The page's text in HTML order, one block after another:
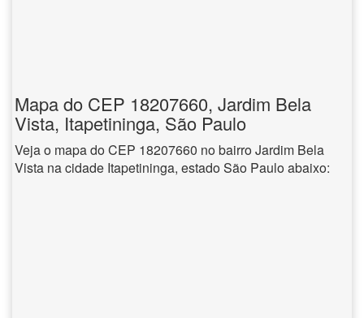
Mapa do CEP 18207660, Jardim Bela
Vista, Itapetininga, São Paulo
Veja o mapa do CEP 18207660 no bairro Jardim Bela
Vista na cidade Itapetininga, estado São Paulo abaixo: